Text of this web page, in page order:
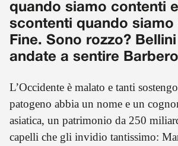
quando siamo contenti
scontenti quando siamo
Fine. Sono rozzo?
andate a sentire
L’Occidente è malato e tanti
patogeno abbia un nome e un
asiatica, un patrimonio da 250
capelli che gli invidio tantissimo: